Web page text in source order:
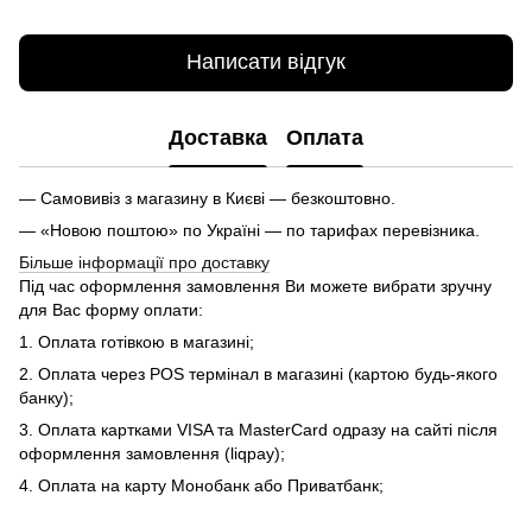
Написати відгук
Доставка Оплата
— Самовивіз з магазину в Києві — безкоштовно.
— «Новою поштою» по Україні — по тарифах перевізника.
Більше інформації про доставку
Під час оформлення замовлення Ви можете вибрати зручну
для Вас форму оплати:
1. Оплата готівкою в магазині;
2. Оплата через POS термінал в магазині (картою будь-якого
банку);
3. Оплата картками VISA та MasterCard одразу на сайті після
оформлення замовлення (liqpay);
4. Оплата на карту Монобанк або Приватбанк;